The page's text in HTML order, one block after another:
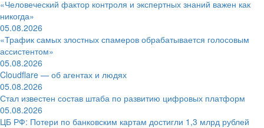
«Человеческий фактор контроля и экспертных знаний важен как
никогда»
05.08.2026
«Трафик самых злостных спамеров обрабатывается голосовым
ассистентом»
05.08.2026
Cloudflare — об агентах и людях
05.08.2026
Стал известен состав штаба по развитию цифровых платформ
05.08.2026
ЦБ РФ: Потери по банковским картам достигли 1,3 млрд рублей